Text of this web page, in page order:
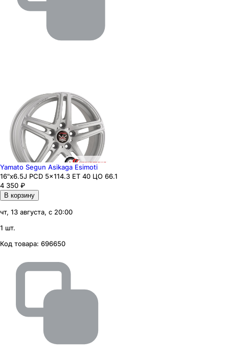
Yamato Segun Asikaga Esimoti
16"x6.5J PCD 5x114.3 ЕТ 40 ЦО 66.1
4 350 ₽
В корзину
чт, 13 августа, с 20:00
1 шт.
Код товара: 696650